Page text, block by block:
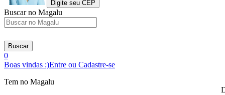
Digite seu CEP
Buscar no Magalu
Buscar
0
Boas vindas :)Entre ou Cadastre-se
Tem no Magalu